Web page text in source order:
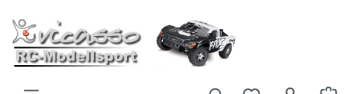
Zum Hauptinhalt springen